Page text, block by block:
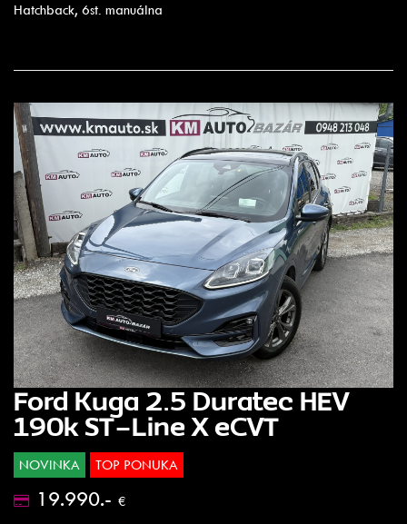
Hatchback, 6st. manuálna
Ford Kuga 2.5 Duratec HEV
190k ST-Line X eCVT
NOVINKA TOP PONUKA
19.990.- €